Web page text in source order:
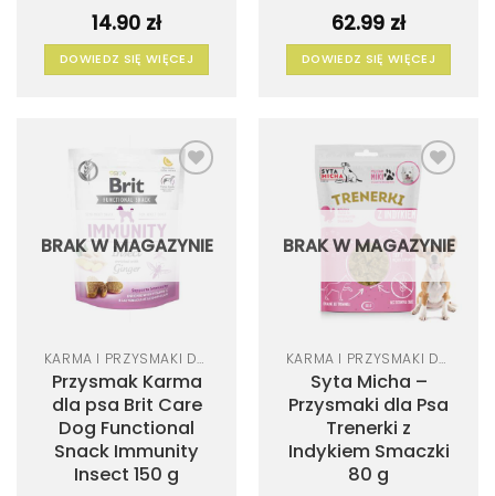
14.90 zł
DOWIEDZ SIĘ WIĘCEJ
62.99 zł
DOWIEDZ SIĘ WIĘCEJ
BRAK W MAGAZYNIE
KARMA I PRZYSMAKI DLA PSA
Przysmak Karma
dla psa Brit Care
Dog Functional
Snack Immunity
Insect 150 g​
BRAK W MAGAZYNIE
KARMA I PRZYSMAKI DLA PSA
Syta Micha –
Przysmaki dla Psa
Trenerki z
Indykiem Smaczki
80 g